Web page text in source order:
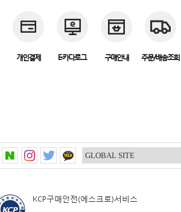
개인결제 E-카다로그 구매안내 주문/배송조회
KCP구매안전(에스크로)서비스